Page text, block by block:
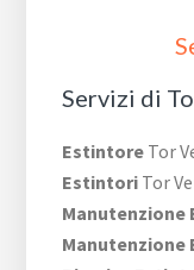
Servizi di
Estintore Tor
Estintori Tor
Manutenzione
Manutenzione